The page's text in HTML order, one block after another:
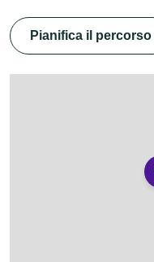
Pianifica il percorso